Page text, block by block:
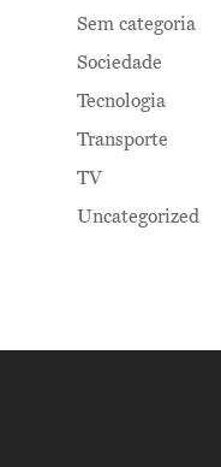
Sem categoria
Sociedade
Tecnologia
Transporte
TV
Uncategorized